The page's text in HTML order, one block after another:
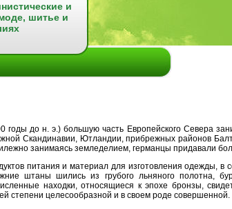
и
шитье и
годы до н. э.) большую часть Европейского Севера
Скандинавии, Ютландии, прибрежных районов
занимаясь земледелием, германцы придавали
питания и материал для изготовления одежды,
штаны шились из грубого льняного полотна,
находки, относящиеся к эпохе бронзы,
степени целесообразной и в своем роде совершенной.